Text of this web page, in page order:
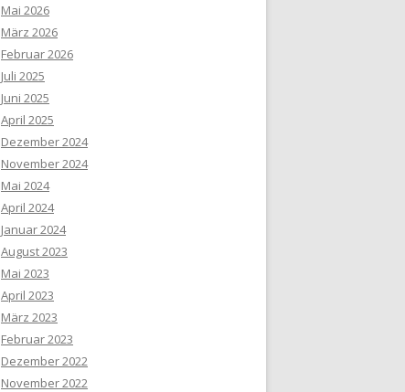
Mai 2026
März 2026
Februar 2026
Juli 2025
Juni 2025
April 2025
Dezember 2024
November 2024
Mai 2024
April 2024
Januar 2024
August 2023
Mai 2023
April 2023
März 2023
Februar 2023
Dezember 2022
November 2022